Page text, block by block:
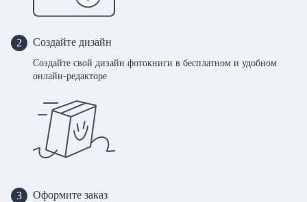
2 Создайте дизайн
Создайте свой дизайн фотокниги в бесплатном и удобном
онлайн-редакторе
3 Оформите заказ